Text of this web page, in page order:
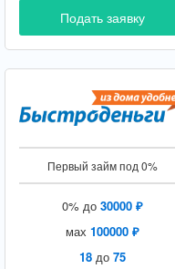
Подать заявку
Первый займ под 0%
0% до 30000 ₽
мах 100000 ₽
18до 75